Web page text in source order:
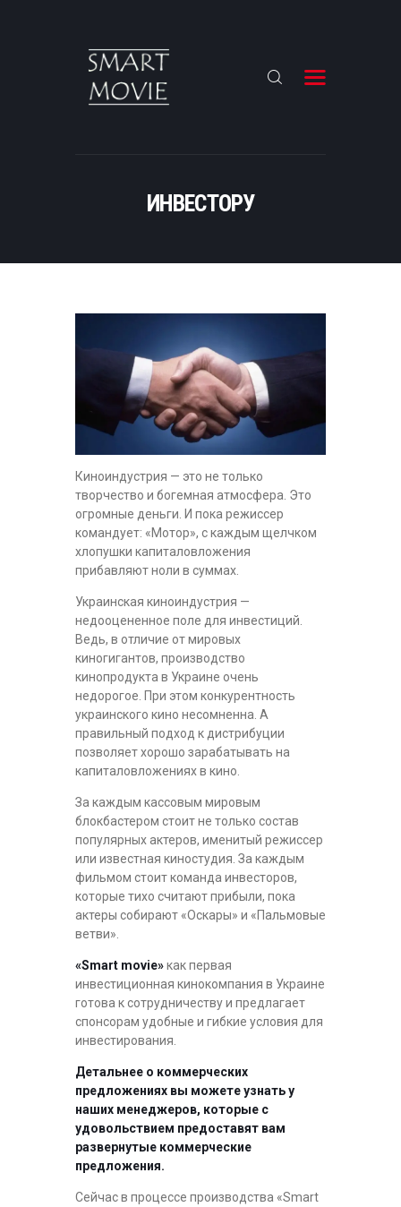
ИНВЕСТОРУ
УКРАЇНСЬКА МОВА
Киноиндустрия — это не только
творчество и богемная атмосфера. Это
огромные деньги. И пока режиссер
командует: «Мотор», с каждым щелчком
хлопушки капиталовложения
прибавляют ноли в суммах.
Украинская киноиндустрия —
недооцененное поле для инвестиций.
Ведь, в отличие от мировых
киногигантов, производство
кинопродукта в Украине очень
недорогое. При этом конкурентность
украинского кино несомненна. А
правильный подход к дистрибуции
позволяет хорошо зарабатывать на
капиталовложениях в кино.
За каждым кассовым мировым
блокбастером стоит не только состав
популярных актеров, именитый режиссер
или известная киностудия. За каждым
фильмом стоит команда инвесторов,
которые тихо считают прибыли, пока
актеры собирают «Оскары» и «Пальмовые
ветви».
«Smart movie»как первая
инвестиционная кинокомпания в Украине
готова к сотрудничеству и предлагает
спонсорам удобные и гибкие условия для
инвестирования.
Детальнее о коммерческих
предложениях вы можете узнать у
наших менеджеров, которые с
удовольствием предоставят вам
развернутые коммерческие
предложения.
Сейчас в процессе производства «Smart